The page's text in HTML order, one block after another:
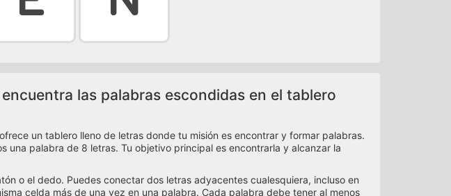
las palabras escondidas en el tablero
un tablero lleno de letras donde tu misión es encontrar y formar palabras.
una palabra de 8 letras. Tu objetivo principal es encontrarla y alcanzar la
o el dedo. Puedes conectar dos letras adyacentes cualesquiera, incluso en
celda más de una vez en una palabra. Cada palabra debe tener al menos